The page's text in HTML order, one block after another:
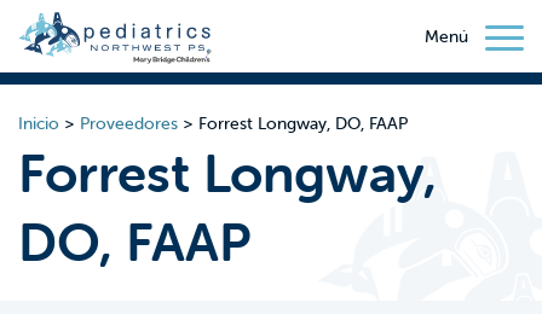
Menú
Inicio > Proveedores > Forrest Longway, DO, FAAP
Forrest Longway,
DO, FAAP